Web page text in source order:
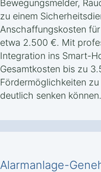
Bewegungsmelder,
zu einem
Anschaffungskosten
etwa 2.500 €. Mit
Integration ins Smart-
Gesamtkosten bis zu
Fördermöglichkeiten
deutlich senken können.
Alarmanlage-